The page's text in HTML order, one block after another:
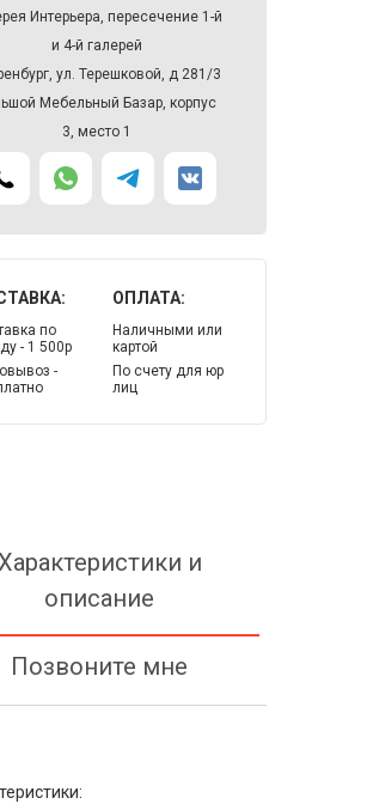
Интерьера, пересечение 1-й
и 4-й галерей
ул. Терешковой, д 281/3
Мебельный Базар, корпус
3, место 1
по
- 1 500р
-
ОПЛАТА:
Наличными или
картой
По счету для юр
лиц
и
описание
Позвоните мне